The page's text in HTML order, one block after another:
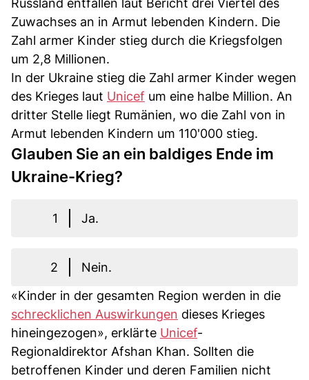
Russland entfallen laut Bericht drei Viertel des
Zuwachses an in Armut lebenden Kindern. Die
Zahl armer Kinder stieg durch die Kriegsfolgen
um 2,8 Millionen.
In der Ukraine stieg die Zahl armer Kinder wegen
des Krieges laut Unicef um eine halbe Million. An
dritter Stelle liegt Rumänien, wo die Zahl von in
Armut lebenden Kindern um 110'000 stieg.
Glauben Sie an ein baldiges Ende im
Ukraine-Krieg?
1 Ja.
2
Nein.
«Kinder in der gesamten Region werden in die
schrecklichen Auswirkungen dieses Krieges
hineingezogen», erklärte Unicef-
Regionaldirektor Afshan Khan. Sollten die
betroffenen Kinder und deren Familien nicht